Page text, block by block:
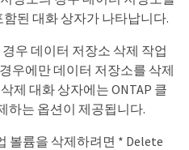
함된 대화 상자가 나타납니다.
우 데이터 저장소 삭제 작업
우에만 데이터 저장소를 삭제
제 대화 상자에는 ONTAP 클
하는 옵션이 제공됩니다.
볼륨을 삭제하려면 * Delete